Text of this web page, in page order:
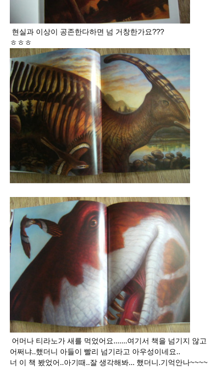
현실과 이상이 공존한다하면 넘 거창한가요???
ㅎㅎㅎ
어머나 티라노가 새를 먹었어요.......여기서 책을 넘기지 않고
어쩌냐..했더니 아들이 빨리 넘기라고 아우성이네요..
너 이 책 봤었어..아기때..잘 생각해봐... 했더니.기억안나~~~~